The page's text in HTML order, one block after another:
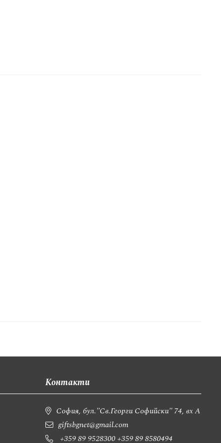
Контакти
София, бул."Св.Георги Софийски" 74, вх А
giftsbgnet@gmail.com
+359 89 9528300+359 89 8580494